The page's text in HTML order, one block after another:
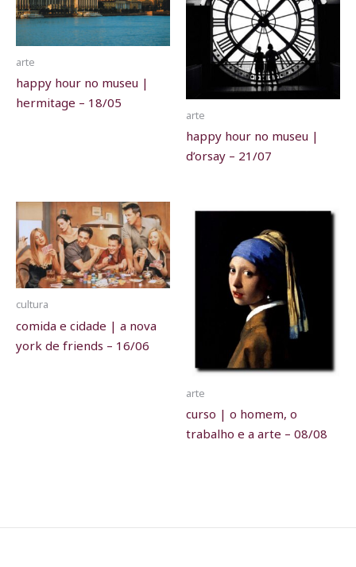
arte
happy hour no museu |
hermitage – 18/05
arte
happy hour no museu |
d’orsay – 21/07
cultura
comida e cidade | a nova
york de friends – 16/06
arte
curso | o homem, o
trabalho e a arte – 08/08